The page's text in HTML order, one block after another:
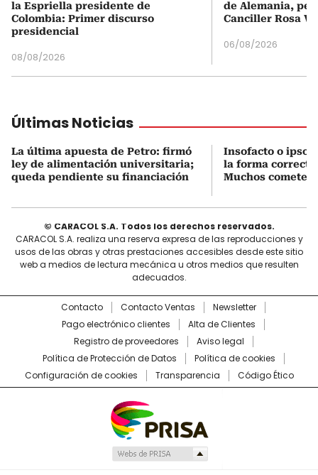
la Espriella presidente de
Colombia: Primer discurso
presidencial
08/08/2026
de Alemania,
Canciller Rosa
06/08/2026
Últimas Noticias
La última apuesta de Petro: firmó
ley de alimentación universitaria;
queda pendiente su financiación
Insofacto o ipso
la forma
Muchos
© CARACOL S.A. Todos los derechos reservados.
CARACOL S.A. realiza una reserva expresa de las reproducciones y
usos de las obras y otras prestaciones accesibles desde este sitio
web a medios de lectura mecánica u otros medios que resulten
adecuados.
Contacto Contacto Ventas
Newsletter
Pago electrónico clientes
Alta de Clientes
Registro de proveedores
Aviso legal
Política de Protección de Datos
Política de cookies
Configuración de cookies
Transparencia Código Ético